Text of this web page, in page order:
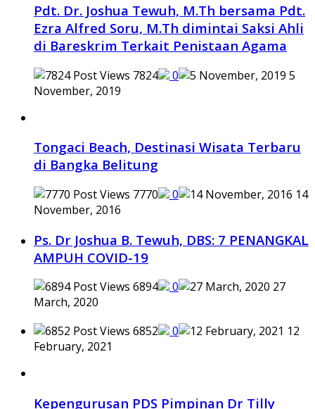
Pdt. Dr. Joshua Tewuh, M.Th bersama Pdt.
Ezra Alfred Soru, M.Th dimintai Saksi Ahli
di Bareskrim Terkait Penistaan Agama
7824 0
5
November, 2019
Tongaci Beach, Destinasi Wisata Terbaru
di Bangka Belitung
7770 0
14
November, 2016
Ps. Dr Joshua B. Tewuh, DBS: 7 PENANGKAL
AMPUH COVID-19
6894 0
27
March, 2020
6852
0
12
February, 2021
Kepengurusan PDS Pimpinan Dr Tilly